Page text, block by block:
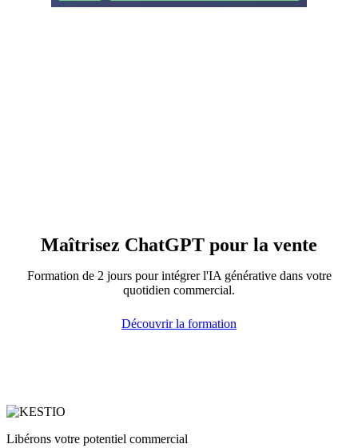
Maîtrisez ChatGPT pour la vente
Formation de 2 jours pour intégrer l'IA générative dans votre
quotidien commercial.
Découvrir la formation
Libérons votre potentiel commercial